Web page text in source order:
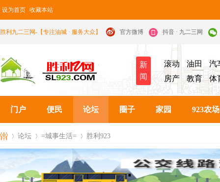
设为首页 收藏本站
胜利九二三网-【专注油城 · 服务大众】 官方微博 抖音 · 九二三网
新
闻
滚动 油田
汽
房产
教育 体
门户 便民 论坛 圈子 家园 923农场
论坛
›
=城事生活=
›
胜利923